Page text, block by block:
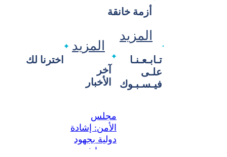
أزمة خانقة
اخترنا لك
المزيد
آخر
الأخبار
مجلس
الأمن: إشادة
دولية بجهود
سوريا في
المزيد
تـابـعـنـا
علـى
فيـسـبـوك